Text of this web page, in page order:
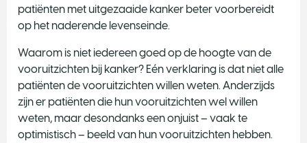
patiënten met uitgezaaide kanker beter voorbereidt
op het naderende levenseinde.
Waarom is niet iedereen goed op de hoogte van de
vooruitzichten bij kanker? Eén verklaring is dat niet alle
patiënten de vooruitzichten willen weten. Anderzijds
zijn er patiënten die hun vooruitzichten wel willen
weten, maar desondanks een onjuist – vaak te
optimistisch – beeld van hun vooruitzichten hebben.